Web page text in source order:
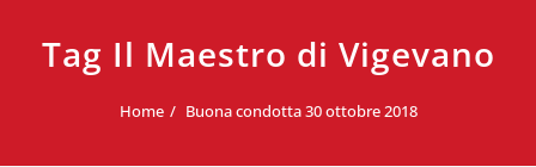
Tag Il Maestro di Vigevano
Home Buona condotta 30 ottobre 2018